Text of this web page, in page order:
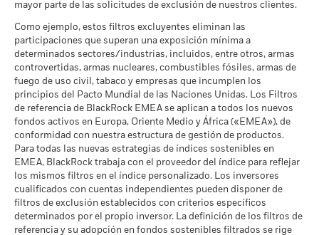
El escenario de tensión muestra lo que usted podría recibir en
circunstancias extremas de los mercados.
a 30 jun 2026
MSCI - Arenas Bituminosas
a 30 jun 2026
0,00%
Cobertura de Implicación
Empresarial
a 30 jun 2026
33,89%
Porcentaje del Fondo no
cubierto
a 30 jun 2026
66,11%
Las exposiciones a Implicación Empresarial de BlackRock
mayor parte de las solicitudes de exclusión de nuestros clientes.
Como ejemplo, estos filtros excluyentes eliminan las
participaciones que superan una exposición mínima a
determinados sectores/industrias, incluidos, entre otros, armas
controvertidas, armas nucleares, combustibles fósiles, armas de
fuego de uso civil, tabaco y empresas que incumplen los
principios del Pacto Mundial de las Naciones Unidas. Los Filtros
de referencia de BlackRock EMEA se aplican a todos los nuevos
fondos activos en Europa, Oriente Medio y África («EMEA»), de
conformidad con nuestra estructura de gestión de productos.
Para todas las nuevas estrategias de índices sostenibles en
EMEA, BlackRock trabaja con el proveedor del índice para reflejar
los mismos filtros en el índice personalizado. Los inversores
cualificados con cuentas independientes pueden disponer de
filtros de exclusión establecidos con criterios específicos
determinados por el propio inversor. La definición de los filtros de
referencia y su adopción en fondos sostenibles filtrados se rige